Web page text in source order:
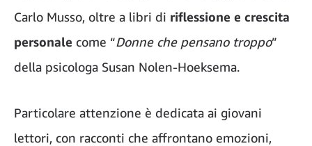
Carlo Musso, oltre a libri di riflessione e crescita
personale come “Donne che pensano troppo”
della psicologa Susan Nolen-Hoeksema.
Particolare attenzione è dedicata ai giovani
lettori, con racconti che affrontano emozioni,